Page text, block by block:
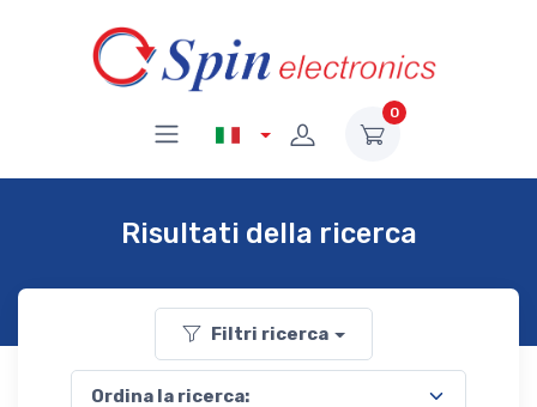
0
Risultati della ricerca
Filtri ricerca